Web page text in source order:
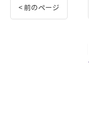
< 前のページ